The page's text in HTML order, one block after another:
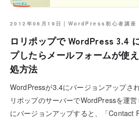
2012年06月19日｜ WordPress初心者講座
ロリポップで WordPress 3.4
プしたらメールフォームが使
処方法
WordPressが3.4にバージョンアップさ
リポップのサーバーでWordPressを運
にバージョンアップすると、「Contact